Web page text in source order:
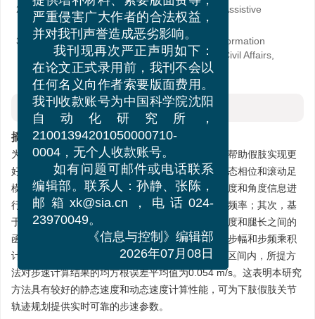
2.
Shanghai Engineering Research Center of Assistive
Devices, Shanghai 200093, China
3.
Key Laboratory of Neurological Function Information
and Rehabilitation Engineering, Ministry of Civil Affairs,
Shanghai 200093, China
摘要
摘要:
为解决下肢假肢关节轨迹规划中的步速参数问题，帮助假肢实现更
好的运动模式转换和动态运动，提出了一种基于步态相位和滚动足
模型的步速计算方法。首先，对大腿矢状面的角速度和角度信息进
行滤波和归一化处理，结合步态相位变量计算步行频率；其次，基
于人体行走的下肢滚动足模型，建立步幅与实时角度和腿长之间的
函数关系；最后，针对不同计算周期，由周期内的步幅和步频乘积
计算步速。实验结果显示，在2.0~4.0 km/h的速度区间内，所提方
法对步速计算结果的均方根误差平均值为0.054 m/s。这表明本研究
方法具有较好的静态速度和动态速度计算性能，可为下肢假肢关节
轨迹规划提供实时可靠的步速参数。
提供增补材料、索要版面费等，
严重侵害广大作者的合法权益，
并对我刊声誉造成恶劣影响。
我刊现再次严正声明如下：
在论文正式录用前，我刊不会以
任何名义向作者索要版面费用。
我刊收款账号为中国科学院沈阳
自动化研究所，
21001394201050000710-
0004，无个人收款账号。
如有问题可邮件或电话联系
编辑部。联系人：孙静、张陈，
邮箱xk@sia.cn，电话024-
23970049。
《信息与控制》编辑部
2026年07月08日